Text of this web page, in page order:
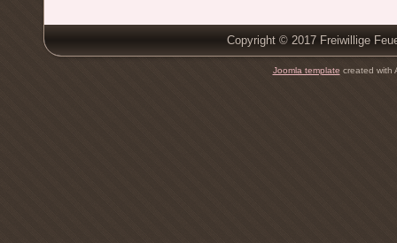
Copyright © 2017 Freiwillige
Joomla template created with